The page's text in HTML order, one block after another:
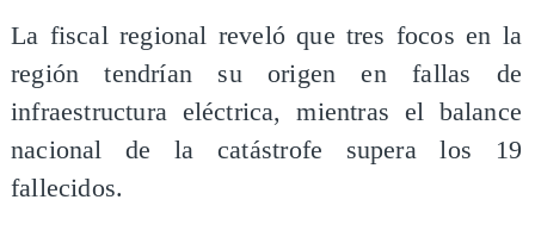
La fiscal regional reveló que tres focos en la
región tendrían su origen en fallas de
infraestructura eléctrica, mientras el balance
nacional de la catástrofe supera los 19
fallecidos.